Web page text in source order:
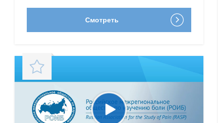
Смотреть